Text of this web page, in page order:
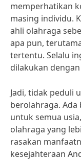
memperhatikan
masing individu.
ahli olahraga
apa pun,
tertentu. Selalu
dilakukan
Jadi, tidak peduli
berolahraga. Ada
untuk semua
olahraga yang
rasakan
kesejahteraan